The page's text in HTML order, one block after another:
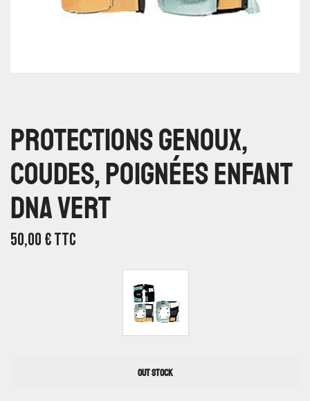
Protections Genoux,
Coudes, Poignées Enfant
DNA Vert
50,00€TTC
OUT STOCK